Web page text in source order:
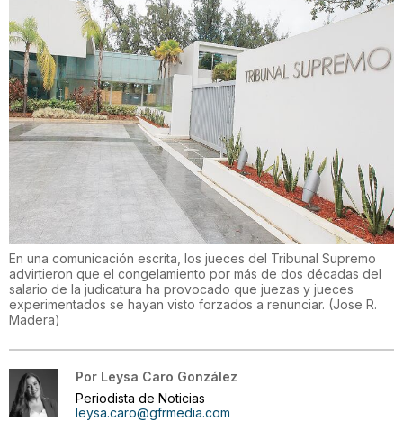
En una comunicación escrita, los jueces del Tribunal Supremo
advirtieron que el congelamiento por más de dos décadas del
salario de la judicatura ha provocado que juezas y jueces
experimentados se hayan visto forzados a renunciar. (Jose R.
Madera)
Por Leysa Caro González
Periodista de Noticias
leysa.caro@gfrmedia.com